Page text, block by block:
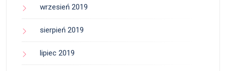
wrzesień 2019
sierpień 2019
lipiec 2019